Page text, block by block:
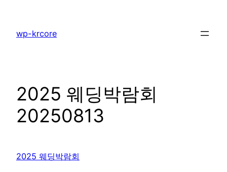
wp-krcore
2025 웨딩박람회
20250813
2025 웨딩박람회